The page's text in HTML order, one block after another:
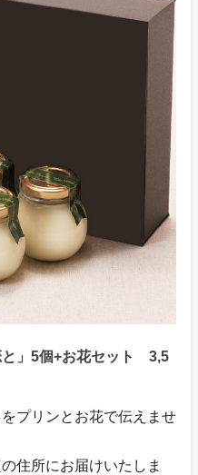
と」5個+お花セット 3,5
プリンとお花で伝えませ
住所にお届けいたしま